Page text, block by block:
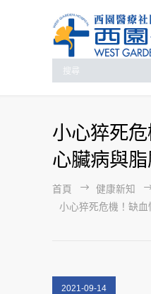
小心猝死
心臟病與
首頁
健康新知
小心猝死危機！缺
2021-09-14